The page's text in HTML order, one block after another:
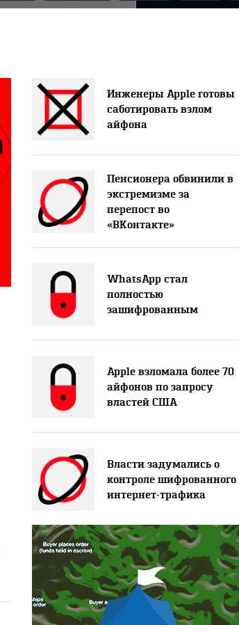
Инженеры Apple готовы
саботировать взлом
айфона
Пенсионера обвинили в
экстремизме за
перепост во
«ВКонтакте»
WhatsApp стал
полностью
зашифрованным
Apple взломала более 70
айфонов по запросу
властей США
Власти задумались о
контроле шифрованного
интернет-трафика